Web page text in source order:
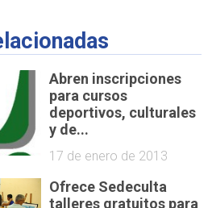
Abren inscripciones
para cursos
deportivos, culturales
y de...
17 de enero de 2013
Ofrece Sedeculta
talleres gratuitos para